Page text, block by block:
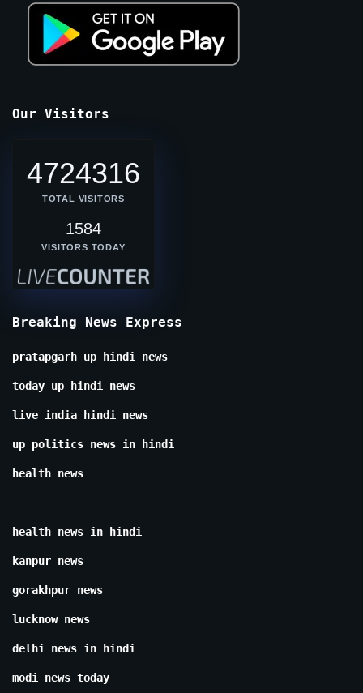
Our Visitors
4724316
TOTAL VISITORS
1584
VISITORS TODAY
Breaking News Express
pratapgarh up hindi news
today up hindi news
live india hindi news
up politics news in hindi
health news
health news in hindi
kanpur news
gorakhpur news
lucknow news
delhi news in hindi
modi news today